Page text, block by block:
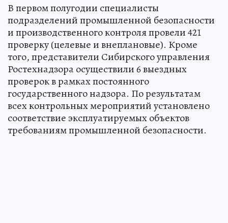
В первом полугодии специалисты
подразделений промышленной безопасности
и производственного контроля провели 421
проверку (целевые и внеплановые). Кроме
того, представители Сибирского управления
Ростехнадзора осуществили 6 выездных
проверок в рамках постоянного
государственного надзора. По результатам
всех контрольных мероприятий установлено
соответствие эксплуатируемых объектов
требованиям промышленной безопасности.